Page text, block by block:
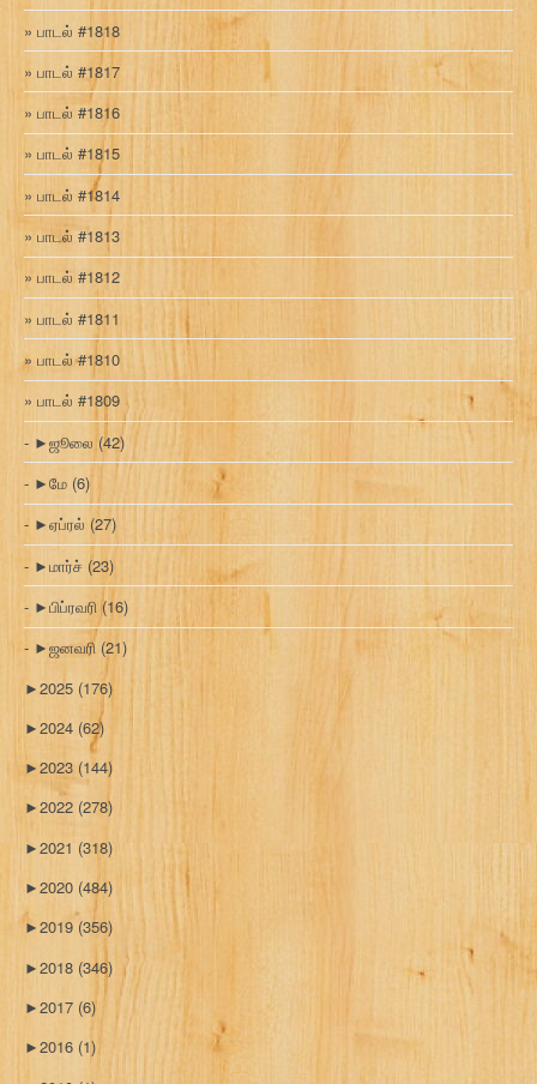
பாடல் #1818
பாடல் #1817
பாடல் #1816
பாடல் #1815
பாடல் #1814
பாடல் #1813
பாடல் #1812
பாடல் #1811
பாடல் #1810
பாடல் #1809
►ஜூலை(42)
►மே (6)
►ஏப்ரல் (27)
►மார்ச் (23)
►பிப்ரவரி(16)
►ஜனவரி (21)
►2025 (176)
►2024 (62)
►2023 (144)
►2022 (278)
►2021 (318)
►2020 (484)
►2019 (356)
►2018 (346)
►2017 (6)
►2016 (1)